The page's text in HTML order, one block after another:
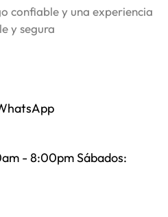
confiable y una experiencia
y segura
- 8:00pm Sábados: